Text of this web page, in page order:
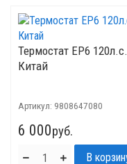
Термостат EP6 120л.с.
Китай
Артикул: 9808647080
6 000руб.